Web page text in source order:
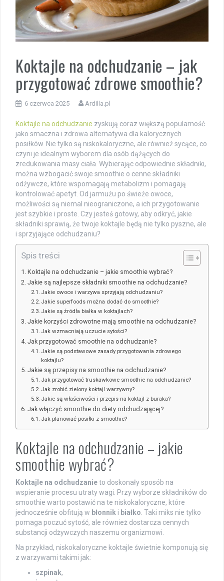
Koktajle na odchudzanie – jak
przygotować zdrowe smoothie?
6 czerwca 2025 Ardilla.pl
Koktajle na odchudzanie zyskują coraz większą popularność
jako smaczna i zdrowa alternatywa dla kalorycznych
posiłków. Nie tylko są niskokaloryczne, ale również sycące, co
czyni je idealnym wyborem dla osób dążących do
zredukowania masy ciała. Wybierając odpowiednie składniki,
można wzbogacić swoje smoothie o cenne składniki
odżywcze, które wspomagają metabolizm i pomagają
kontrolować apetyt. Od jarmużu po świeże owoce,
możliwości są niemal nieograniczone, a ich przygotowanie
jest szybkie i proste. Czy jesteś gotowy, aby odkryć, jakie
składniki sprawią, że twoje koktajle będą nie tylko pyszne, ale
i sprzyjające odchudzaniu?
Spis treści
Koktajle na odchudzanie – jakie smoothie wybrać?
Jakie są najlepsze składniki smoothie na odchudzanie?
Jakie owoce i warzywa sprzyjają odchudzaniu?
Jakie superfoods można dodać do smoothie?
Jakie są źródła białka w koktajlach?
Jakie korzyści zdrowotne mają smoothie na odchudzanie?
Jak wzmacniają uczucie sytości?
Jak przygotować smoothie na odchudzanie?
Jakie są podstawowe zasady przygotowania zdrowego
koktajlu?
Jakie są przepisy na smoothie na odchudzanie?
Jak przygotować truskawkowe smoothie na odchudzanie?
Jak zrobić zielony koktajl warzywny?
Jakie są właściwości i przepis na koktajl z buraka?
Jak włączyć smoothie do diety odchudzającej?
Jak planować posiłki z smoothie?
Koktajle na odchudzanie – jakie
smoothie wybrać?
Koktajle na odchudzanieto doskonały sposób na
wspieranie procesu utraty wagi. Przy wyborze składników do
smoothie warto postawić na te niskokaloryczne, które
jednocześnie obfitują w błonnik i białko. Taki miks nie tylko
pomaga poczuć sytość, ale również dostarcza cennych
substancji odżywczych naszemu organizmowi.
Na przykład, niskokaloryczne koktajle świetnie komponują się
z warzywami takimi jak:
szpinak,